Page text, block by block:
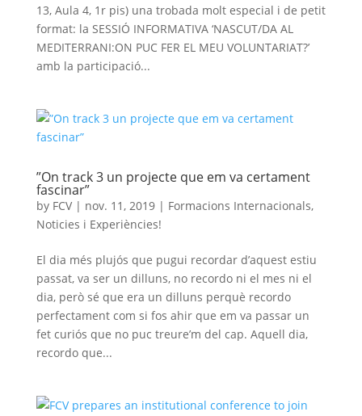
13, Aula 4, 1r pis) una trobada molt especial i de petit
format: la SESSIÓ INFORMATIVA ‘NASCUT/DA AL
MEDITERRANI:ON PUC FER EL MEU VOLUNTARIAT?’
amb la participació...
”On track 3 un projecte que em va certament
fascinar”
by FCV| nov. 11, 2019| Formacions Internacionals,
Noticies i Experiències!
El dia més plujós que pugui recordar d’aquest estiu
passat, va ser un dilluns, no recordo ni el mes ni el
dia, però sé que era un dilluns perquè recordo
perfectament com si fos ahir que em va passar un
fet curiós que no puc treure’m del cap. Aquell dia,
recordo que...